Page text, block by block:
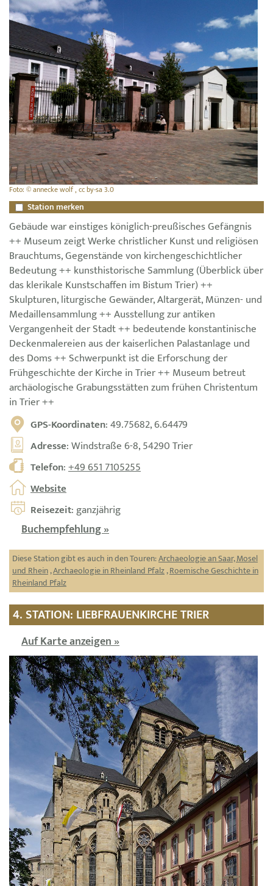
Foto: © annecke wolf , cc by-sa 3.0
Station merken
Gebäude war einstiges königlich-preußisches Gefängnis
++ Museum zeigt Werke christlicher Kunst und religiösen
Brauchtums, Gegenstände von kirchengeschichtlicher
Bedeutung ++ kunsthistorische Sammlung (Überblick über
das klerikale Kunstschaffen im Bistum Trier) ++
Skulpturen, liturgische Gewänder, Altargerät, Münzen- und
Medaillensammlung ++ Ausstellung zur antiken
Vergangenheit der Stadt ++ bedeutende konstantinische
Deckenmalereien aus der kaiserlichen Palastanlage und
des Doms ++ Schwerpunkt ist die Erforschung der
Frühgeschichte der Kirche in Trier ++ Museum betreut
archäologische Grabungsstätten zum frühen Christentum
in Trier ++
GPS-Koordinaten: 49.75682, 6.64479
Adresse: Windstraße 6-8, 54290 Trier
Telefon:+49 651 7105255
Website
Reisezeit: ganzjährig
Buchempfehlung »
Diese Station gibt es auch in den Touren:Archaeologie an Saar, Mosel
und Rhein,Archaeologie in Rheinland Pfalz,Roemische Geschichte in
Rheinland Pfalz
4. STATION: LIEBFRAUENKIRCHE TRIER
Auf Karte anzeigen »